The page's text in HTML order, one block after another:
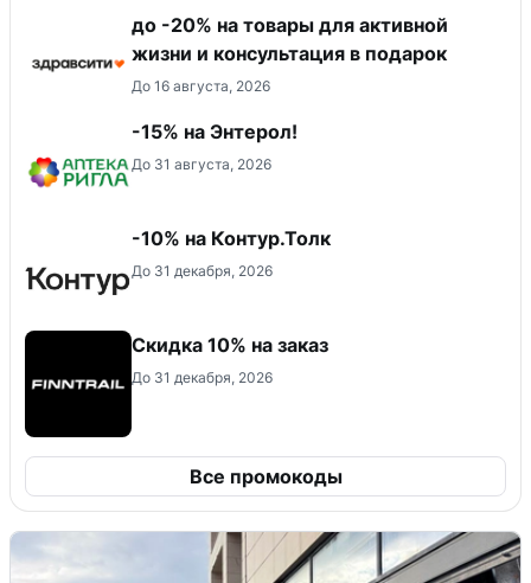
до -20% на товары для активной
жизни и консультация в подарок
До 16 августа, 2026
-15% на Энтерол!
До 31 августа, 2026
-10% на Контур.Толк
До 31 декабря, 2026
Скидка 10% на заказ
До 31 декабря, 2026
Все промокоды